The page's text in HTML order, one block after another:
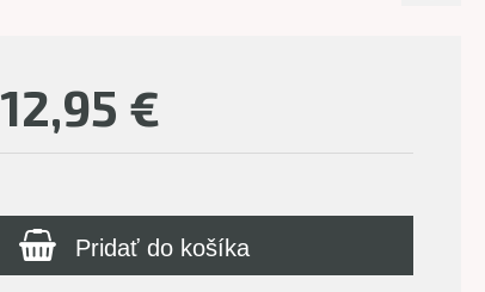
12,95 €
Pridať do košíka